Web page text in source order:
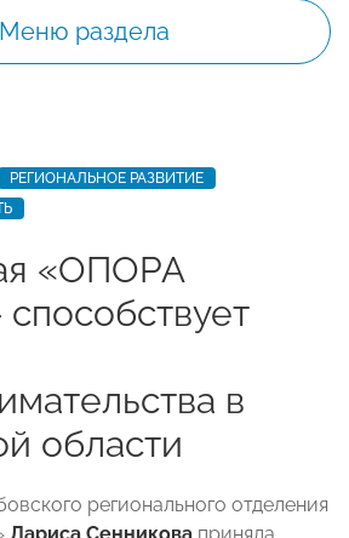
Меню раздела
РЕГИОНАЛЬНОЕ РАЗВИТИЕ
«ОПОРА
в
области
регионального отделения